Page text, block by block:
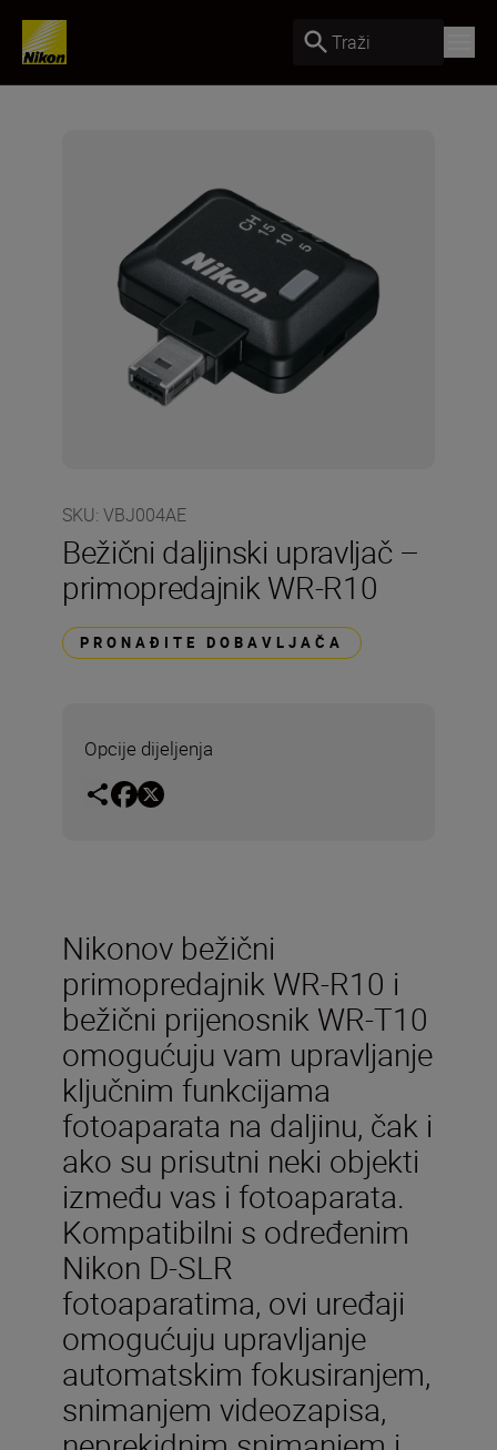
Traži
SKU: VBJ004AE
Bežični daljinski upravljač –
primopredajnik WR-R10
PRONAĐITE DOBAVLJAČA
Opcije dijeljenja
Nikonov bežični
primopredajnik WR-R10 i
bežični prijenosnik WR-T10
omogućuju vam upravljanje
ključnim funkcijama
fotoaparata na daljinu, čak i
ako su prisutni neki objekti
između vas i fotoaparata.
Kompatibilni s određenim
Nikon D-SLR
fotoaparatima, ovi uređaji
omogućuju upravljanje
automatskim fokusiranjem,
snimanjem videozapisa,